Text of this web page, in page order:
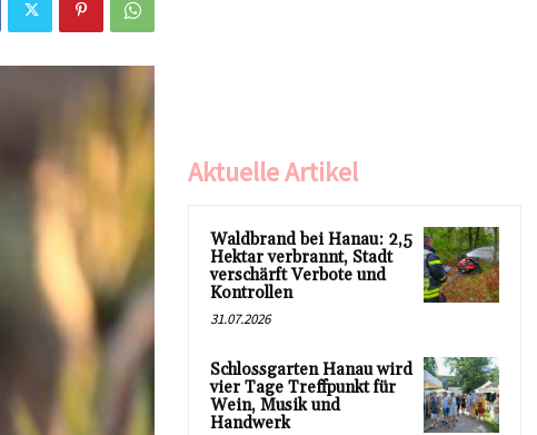
Aktuelle Artikel
Waldbrand bei Hanau: 2,5
Hektar verbrannt, Stadt
verschärft Verbote und
Kontrollen
31.07.2026
Schlossgarten Hanau wird
vier Tage Treffpunkt für
Wein, Musik und
Handwerk